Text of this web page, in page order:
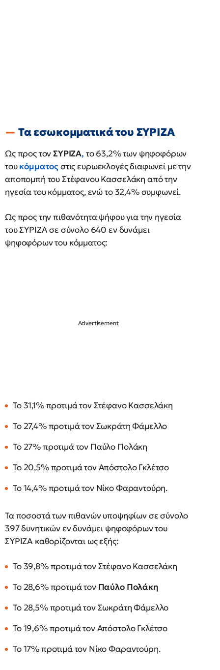
Τα εσωκομματικά του ΣΥΡΙΖΑ
Ως προς τονΣΥΡΙΖΑ, το 63,2% των ψηφοφόρων
τουκόμματοςστις ευρωεκλογές διαφωνεί με την
αποπομπή του Στέφανου Κασσελάκη από την
ηγεσία του κόμματος, ενώ το 32,4% συμφωνεί.
Ως προς την πιθανότητα ψήφου για την ηγεσία
του ΣΥΡΙΖΑ σε σύνολο 640 εν δυνάμει
ψηφοφόρων του κόμματος:
Το 31,1% προτιμά τον Στέφανο Κασσελάκη
Το 27,4% προτιμά τον Σωκράτη Φάμελλο
Το 27% προτιμά τον Παύλο Πολάκη
Το 20,5% προτιμά τον Απόστολο Γκλέτσο
Το 14,4% προτιμά τον Νίκο Φαραντούρη.
Τα ποσοστά των πιθανών υποψηφίων σε σύνολο
397 δυνητικών εν δυνάμει ψηφοφόρων του
ΣΥΡΙΖΑ καθορίζονται ως εξής:
Το 39,8% προτιμά τον Στέφανο Κασσελάκη
Το 28,6% προτιμά τον Παύλο Πολάκη
Το 28,5% προτιμά τον Σωκράτη Φάμελλο
Το 19,6% προτιμά τον Απόστολο Γκλέτσο
Το 17% προτιμά τον Νίκο Φαραντούρη.